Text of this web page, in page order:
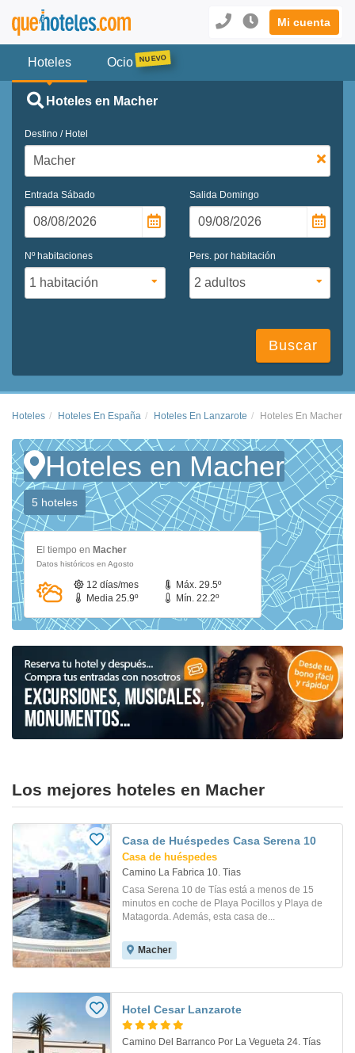
Mi cuenta
Hoteles Ocio
Hoteles en Macher
Destino / Hotel
Entrada Sábado Salida Domingo
Nº habitaciones Pers. por habitación
Buscar
Hoteles Hoteles En España Hoteles En Lanzarote Hoteles En Macher
Hoteles en Macher
5 hoteles
El tiempo en Macher
Datos históricos en Agosto
12 días/mes
Máx. 29.5º
Media 25.9º
Mín. 22.2º
Los mejores hoteles en Macher
Casa de Huéspedes Casa Serena 10
Casa de huéspedes
Camino La Fabrica 10. Tias
Casa Serena 10 de Tías está a menos de 15
minutos en coche de Playa Pocillos y Playa de
Matagorda. Además, esta casa de...
Macher
Hotel Cesar Lanzarote
Camino Del Barranco Por La Vegueta 24. Tías